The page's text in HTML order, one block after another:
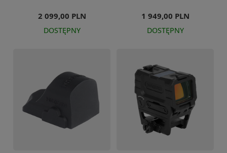
2 099,00 PLN
DOSTĘPNY
1 949,00 PLN
DOSTĘPNY